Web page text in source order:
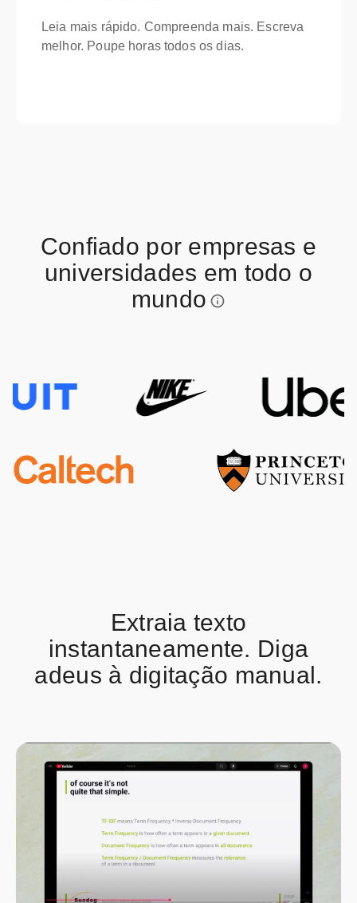
Leia mais rápido. Compreenda mais. Escreva
melhor. Poupe horas todos os dias.
Confiado por empresas e
universidades em todo o
mundo
Extraia texto
instantaneamente. Diga
adeus à digitação manual.